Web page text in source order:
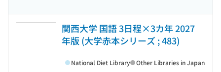
関西大学 国語 3日程×3カ年 2027
年版 (大学赤本シリーズ ; 483)
National Diet Library Other Libraries in Japan